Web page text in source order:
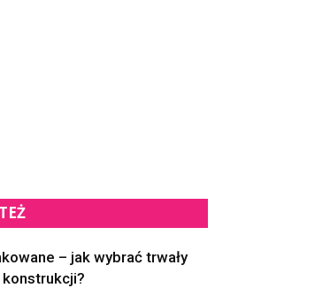
– jak wybrać trwały
konstrukcji?